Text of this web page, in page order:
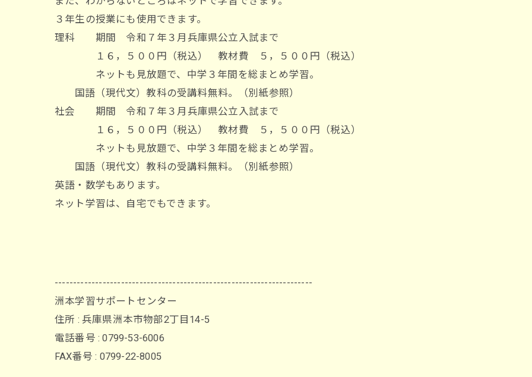
３年生の授業にも使用できます。
理科 期間 令和７年３月兵庫県公立入試まで
１６，５００円（税込） 教材費 ５，５００円（税込）
ネットも見放題で、中学３年間を総まとめ学習。
国語（現代文）教科の受講料無料。（別紙参照）
社会 期間 令和７年３月兵庫県公立入試まで
１６，５００円（税込） 教材費 ５，５００円（税込）
ネットも見放題で、中学３年間を総まとめ学習。
国語（現代文）教科の受講料無料。（別紙参照）
英語・数学もあります。
ネット学習は、自宅でもできます。
----------------------------------------------------------------------
洲本学習サポートセンター
住所 : 兵庫県洲本市物部2丁目14-5
電話番号 : 0799-53-6006
FAX番号 : 0799-22-8005